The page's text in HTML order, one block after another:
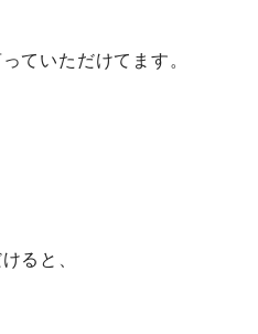
ていただけてます。
ると、